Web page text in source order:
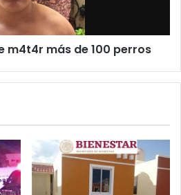
m4t4r más de 100 perros